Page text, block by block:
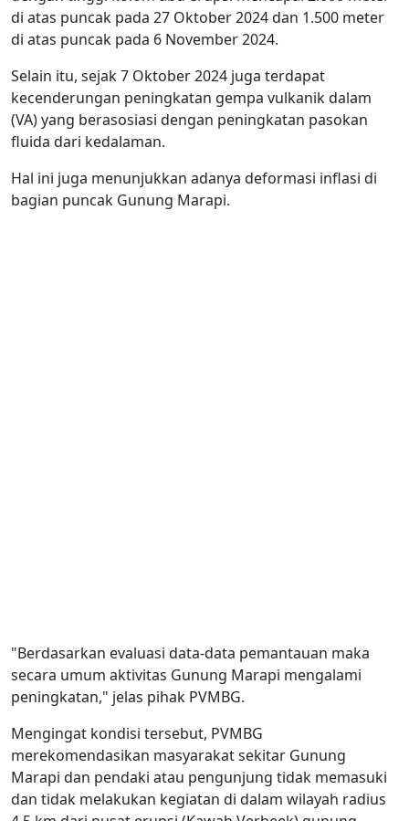
di atas puncak pada 27 Oktober 2024 dan 1.500 meter
di atas puncak pada 6 November 2024.
Selain itu, sejak 7 Oktober 2024 juga terdapat
kecenderungan peningkatan gempa vulkanik dalam
(VA) yang berasosiasi dengan peningkatan pasokan
fluida dari kedalaman.
Hal ini juga menunjukkan adanya deformasi inflasi di
bagian puncak Gunung Marapi.
"Berdasarkan evaluasi data-data pemantauan maka
secara umum aktivitas Gunung Marapi mengalami
peningkatan," jelas pihak PVMBG.
Mengingat kondisi tersebut, PVMBG
merekomendasikan masyarakat sekitar Gunung
Marapi dan pendaki atau pengunjung tidak memasuki
dan tidak melakukan kegiatan di dalam wilayah radius